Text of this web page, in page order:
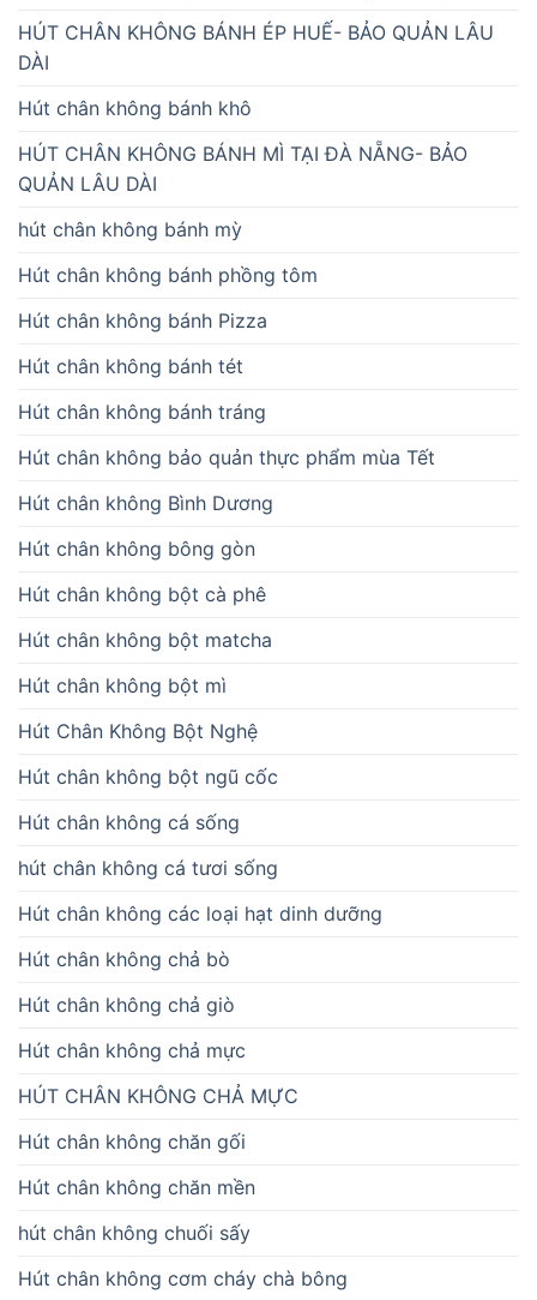
HÚT CHÂN KHÔNG BÁNH ÉP HUẾ- BẢO QUẢN LÂU
DÀI
Hút chân không bánh khô
HÚT CHÂN KHÔNG BÁNH MÌ TẠI ĐÀ NẴNG- BẢO
QUẢN LÂU DÀI
hút chân không bánh mỳ
Hút chân không bánh phồng tôm
Hút chân không bánh Pizza
Hút chân không bánh tét
Hút chân không bánh tráng
Hút chân không bảo quản thực phẩm mùa Tết
Hút chân không Bình Dương
Hút chân không bông gòn
Hút chân không bột cà phê
Hút chân không bột matcha
Hút chân không bột mì
Hút Chân Không Bột Nghệ
Hút chân không bột ngũ cốc
Hút chân không cá sống
hút chân không cá tươi sống
Hút chân không các loại hạt dinh dưỡng
Hút chân không chả bò
Hút chân không chả giò
Hút chân không chả mực
HÚT CHÂN KHÔNG CHẢ MỰC
Hút chân không chăn gối
Hút chân không chăn mền
hút chân không chuối sấy
Hút chân không cơm cháy chà bông